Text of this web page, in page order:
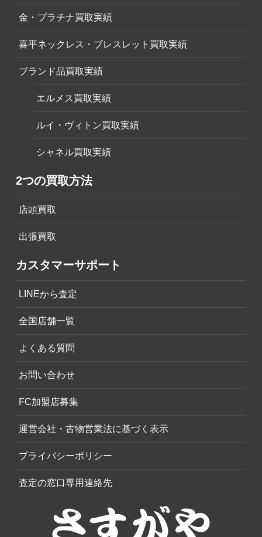
金・プラチナ買取実績
喜平ネックレス・ブレスレット買取実績
ブランド品買取実績
エルメス買取実績
ルイ・ヴィトン買取実績
シャネル買取実績
2つの買取方法
店頭買取
出張買取
カスタマーサポート
LINEから査定
全国店舗一覧
よくある質問
お問い合わせ
FC加盟店募集
運営会社・古物営業法に基づく表示
プライバシーポリシー
査定の窓口専用連絡先